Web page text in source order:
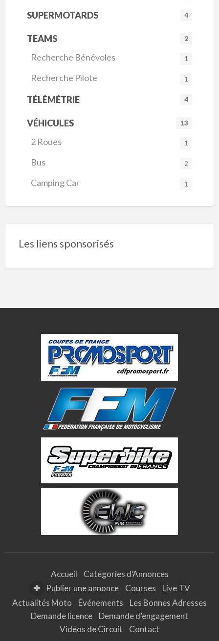
SUPERMOTARDS 4
TEAMS 2
Recherche Bénévoles 1
Recherche Pilote 1
TÉLÉMÉTRIE 4
VÉHICULES 13
2 Roues 1
Bus 2
Camping Car 1
Les liens sponsorisés
Accueil
Catégories d’Annonces
Publier une annonce
Courses
Live TV
Actualités Moto
Événements
Les Bonnes Adresses
Demande licence
Demande d’engagement
Vidéos de Circuit
Contact